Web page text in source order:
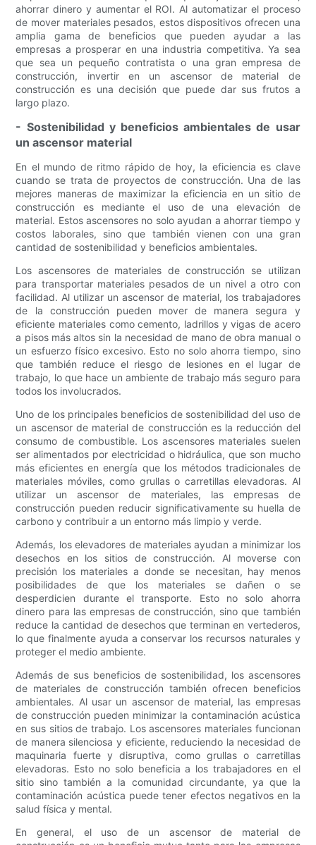
ahorrar dinero y aumentar el ROI. Al automatizar el proceso
de mover materiales pesados, estos dispositivos ofrecen una
amplia gama de beneficios que pueden ayudar a las
empresas a prosperar en una industria competitiva. Ya sea
que sea un pequeño contratista o una gran empresa de
construcción, invertir en un ascensor de material de
construcción es una decisión que puede dar sus frutos a
largo plazo.
- Sostenibilidad y beneficios ambientales de usar
un ascensor material
En el mundo de ritmo rápido de hoy, la eficiencia es clave
cuando se trata de proyectos de construcción. Una de las
mejores maneras de maximizar la eficiencia en un sitio de
construcción es mediante el uso de una elevación de
material. Estos ascensores no solo ayudan a ahorrar tiempo y
costos laborales, sino que también vienen con una gran
cantidad de sostenibilidad y beneficios ambientales.
Los ascensores de materiales de construcción se utilizan
para transportar materiales pesados ​​de un nivel a otro con
facilidad. Al utilizar un ascensor de material, los trabajadores
de la construcción pueden mover de manera segura y
eficiente materiales como cemento, ladrillos y vigas de acero
a pisos más altos sin la necesidad de mano de obra manual o
un esfuerzo físico excesivo. Esto no solo ahorra tiempo, sino
que también reduce el riesgo de lesiones en el lugar de
trabajo, lo que hace un ambiente de trabajo más seguro para
todos los involucrados.
Uno de los principales beneficios de sostenibilidad del uso de
un ascensor de material de construcción es la reducción del
consumo de combustible. Los ascensores materiales suelen
ser alimentados por electricidad o hidráulica, que son mucho
más eficientes en energía que los métodos tradicionales de
materiales móviles, como grullas o carretillas elevadoras. Al
utilizar un ascensor de materiales, las empresas de
construcción pueden reducir significativamente su huella de
carbono y contribuir a un entorno más limpio y verde.
Además, los elevadores de materiales ayudan a minimizar los
desechos en los sitios de construcción. Al moverse con
precisión los materiales a donde se necesitan, hay menos
posibilidades de que los materiales se dañen o se
desperdicien durante el transporte. Esto no solo ahorra
dinero para las empresas de construcción, sino que también
reduce la cantidad de desechos que terminan en vertederos,
lo que finalmente ayuda a conservar los recursos naturales y
proteger el medio ambiente.
Además de sus beneficios de sostenibilidad, los ascensores
de materiales de construcción también ofrecen beneficios
ambientales. Al usar un ascensor de material, las empresas
de construcción pueden minimizar la contaminación acústica
en sus sitios de trabajo. Los ascensores materiales funcionan
de manera silenciosa y eficiente, reduciendo la necesidad de
maquinaria fuerte y disruptiva, como grullas o carretillas
elevadoras. Esto no solo beneficia a los trabajadores en el
sitio sino también a la comunidad circundante, ya que la
contaminación acústica puede tener efectos negativos en la
salud física y mental.
En general, el uso de un ascensor de material de